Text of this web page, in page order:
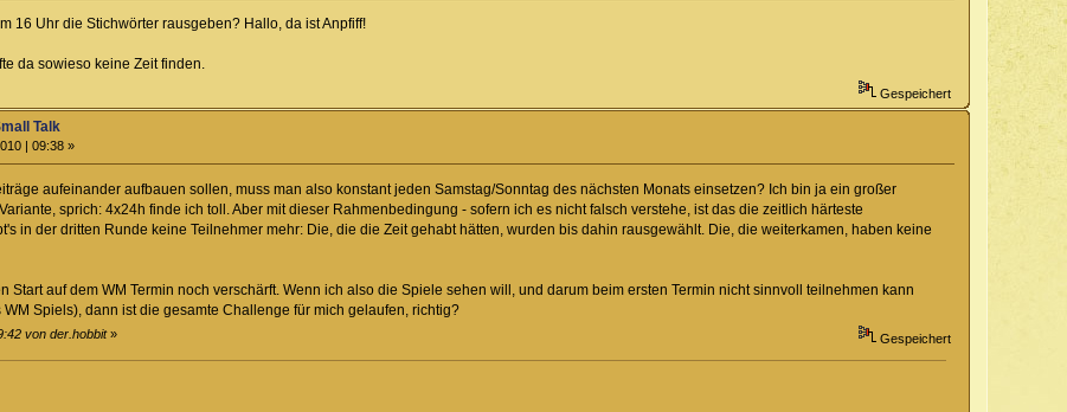
16 Uhr die Stichwörter rausgeben? Hallo, da ist Anpfiff!
da sowieso keine Zeit finden.
Gespeichert
Talk
| 09:38 »
aufeinander aufbauen sollen, muss man also konstant jeden Samstag/Sonntag des nächsten Monats einsetzen? Ich bin ja ein großer
sprich: 4x24h finde ich toll. Aber mit dieser Rahmenbedingung - sofern ich es nicht falsch verstehe, ist das die zeitlich härteste
in der dritten Runde keine Teilnehmer mehr: Die, die die Zeit gehabt hätten, wurden bis dahin rausgewählt. Die, die weiterkamen, haben keine
Start auf dem WM Termin noch verschärft. Wenn ich also die Spiele sehen will, und darum beim ersten Termin nicht sinnvoll teilnehmen kann
Spiels), dann ist die gesamte Challenge für mich gelaufen, richtig?
von der.hobbit» Gespeichert